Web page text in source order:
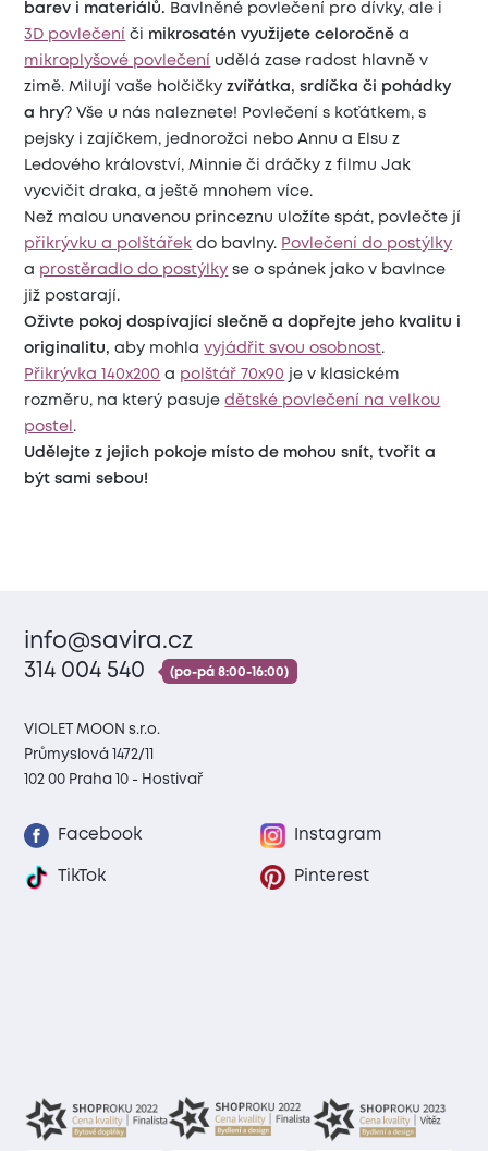
barev i materiálů. Bavlněné povlečení pro dívky, ale i
3D povlečení či mikrosatén využijete celoročně a
mikroplyšové povlečení udělá zase radost hlavně v
zimě. Milují vaše holčičkyzvířátka, srdíčka či pohádky
a hry? Vše u nás naleznete! Povlečení s koťátkem, s
pejsky i zajíčkem, jednorožci nebo Annu a Elsu z
Ledového království, Minnie či dráčky z filmu Jak
vycvičit draka, a ještě mnohem více.
Než malou unavenou princeznu uložíte spát, povlečte jí
přikrývku a polštářek do bavlny. Povlečení do postýlky
a prostěradlo do postýlky se o spánek jako v bavlnce
již postarají.
Oživte pokoj dospívající slečně a dopřejte jeho kvalitu i
originalitu, aby mohlavyjádřit svou osobnost.
Přikrývka 140x200 a polštář 70x90 je v klasickém
rozměru, na který pasujedětské povlečení na velkou
postel .
Udělejte z jejich pokoje místo de mohou snít, tvořit a
být sami sebou!
info@savira.cz
314 004 540
(po-pá 8:00-16:00)
VIOLET MOON s.r.o.
Průmyslová 1472/11
102 00 Praha 10 - Hostivař
Facebook Instagram
TikTok Pinterest